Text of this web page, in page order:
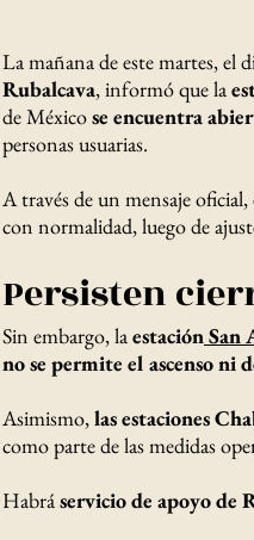
La mañana de este martes, el
Rubalcava, informó que la
de Méxicose encuentra
personas usuarias.
A través de un mensaje
con normalidad, luego de
Persisten
Sin embargo, laestaciónSan
no se permite el ascenso ni
Asimismo,las estaciones
como parte de las medidas
Habráservicio de apoyo de